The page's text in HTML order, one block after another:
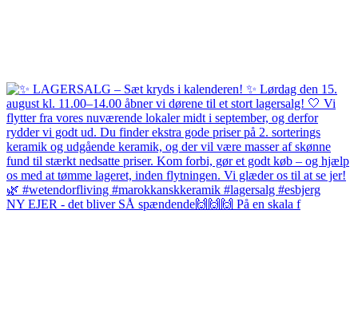
NY EJER - det bliver SÅ spændende🙌🙌🙌 På en skala f